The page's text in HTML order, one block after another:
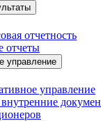
отчетность
отчеты
управление
управление
внутренние